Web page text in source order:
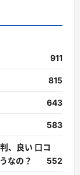
911
815
643
583
、良い 口コ
なの？
552